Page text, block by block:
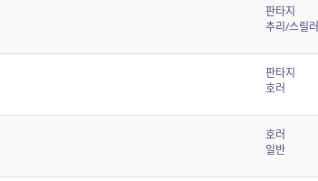
판타지
추리/스릴러
판타지
호러
호러
일반